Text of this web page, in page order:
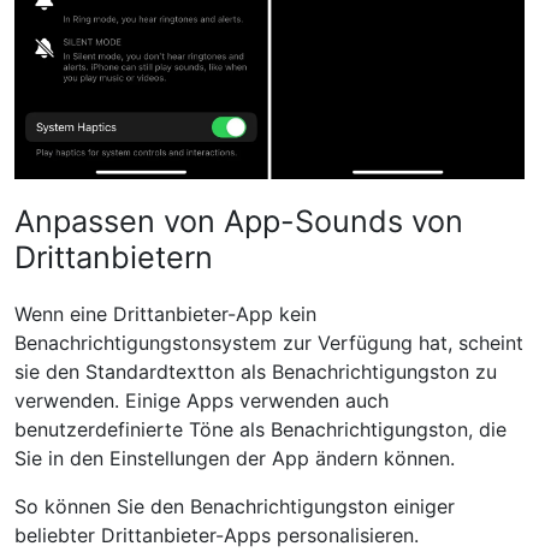
Anpassen von App-Sounds von
Drittanbietern
Wenn eine Drittanbieter-App kein
Benachrichtigungstonsystem zur Verfügung hat, scheint
sie den Standardtextton als Benachrichtigungston zu
verwenden. Einige Apps verwenden auch
benutzerdefinierte Töne als Benachrichtigungston, die
Sie in den Einstellungen der App ändern können.
So können Sie den Benachrichtigungston einiger
beliebter Drittanbieter-Apps personalisieren.